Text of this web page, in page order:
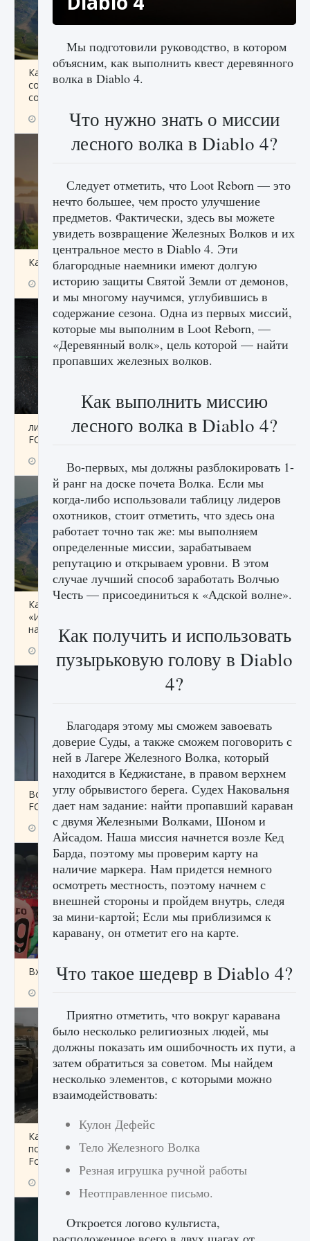
Как исправить ошибку Palworld «Идет
сохранение мира — Невозможно начать
сохранение данных мира»
9 августа 2024 2 511 0 0
Как заработать медали лиги Clash of Clans
9 августа 2024 2 599 0 1
лицензии, лиги, команды и стадионы в EA
FC 25
9 августа 2024
Как исправить ошибку Palworld EPalworld
«Идет сохранение мира — Невозможно
начать сохранение данных мира»
Все новые функции в режиме карьеры EA
FC 25
9 августа 2024 2 096 0 2
Входят ли «Милан» и «Интер» в EA FC 25
Как исправить текстовую ошибку
пользовательского интерфейса Delta
Force Hawk Ops
Мы подготовили руководство, в котором
объясним, как выполнить квест деревянного
волка в Diablo 4.
Что нужно знать о миссии
лесного волка в Diablo 4?
Следует отметить, что Loot Reborn — это
нечто большее, чем просто улучшение
предметов. Фактически, здесь вы можете
увидеть возвращение Железных Волков и их
центральное место в Diablo 4. Эти
благородные наемники имеют долгую
историю защиты Святой Земли от демонов,
и мы многому научимся, углубившись в
содержание сезона. Одна из первых миссий,
которые мы выполним в Loot Reborn, —
«Деревянный волк», цель которой — найти
пропавших железных волков.
Как выполнить миссию
лесного волка в Diablo 4?
Во-первых, мы должны разблокировать 1-
й ранг на доске почета Волка. Если мы
когда-либо использовали таблицу лидеров
охотников, стоит отметить, что здесь она
работает точно так же: мы выполняем
определенные миссии, зарабатываем
репутацию и открываем уровни. В этом
случае лучший способ заработать Волчью
Честь — присоединиться к «Адской волне».
Как получить и использовать
пузырьковую голову в Diablo
4?
Благодаря этому мы сможем завоевать
доверие Суды, а также сможем поговорить с
ней в Лагере Железного Волка, который
находится в Кеджистане, в правом верхнем
углу обрывистого берега. Судех Наковальня
дает нам задание: найти пропавший караван
с двумя Железными Волками, Шоном и
Айсадом. Наша миссия начнется возле Кед
Барда, поэтому мы проверим карту на
наличие маркера. Нам придется немного
осмотреть местность, поэтому начнем с
внешней стороны и пройдем внутрь, следя
за мини-картой; Если мы приблизимся к
каравану, он отметит его на карте.
Что такое шедевр в Diablo 4?
Приятно отметить, что вокруг каравана
было несколько религиозных людей, мы
должны показать им ошибочность их пути, а
затем обратиться за советом. Мы найдем
несколько элементов, с которыми можно
взаимодействовать:
Кулон Дефейс
Тело Железного Волка
Резная игрушка ручной работы
Неотправленное письмо.
Откроется логово культиста,